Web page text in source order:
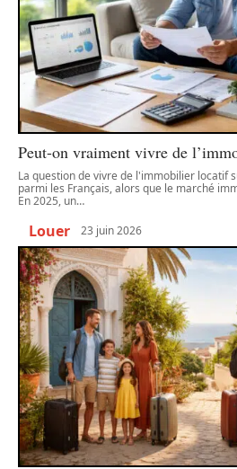
Peut-on vraiment vivre de
La question de vivre de l'immobilier locatif
parmi les Français, alors que le marché
En 2025, un…
Louer 23 juin 2026